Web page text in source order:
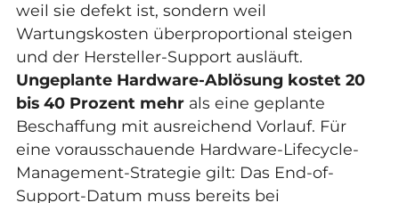
weil sie defekt ist, sondern weil
Wartungskosten überproportional steigen
und der Hersteller-Support ausläuft.
Ungeplante Hardware-Ablösung kostet 20
bis 40 Prozent mehrals eine geplante
Beschaffung mit ausreichend Vorlauf. Für
eine vorausschauende Hardware-Lifecycle-
Management-Strategie gilt: Das End-of-
Support-Datum muss bereits bei